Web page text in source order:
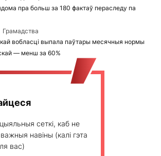
пра больш за 180 фактаў пераследу па
Грамадства
вобласці выпала паўтары месячныя нормы
— менш за 60%
сеткі, каб не
навіны (калі гэта
вас)